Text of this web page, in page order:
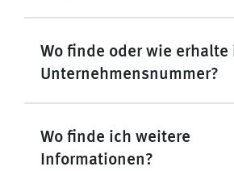
Wo finde oder wie
Unternehmensnummer?
Wo finde ich weitere
Informationen?